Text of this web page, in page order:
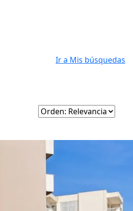
Ir a Mis búsquedas